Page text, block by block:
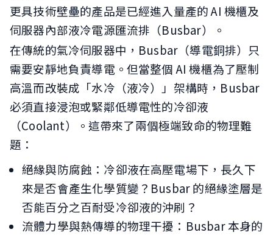
更具技術壁壘的產品是已經進入量產的 AI 機櫃及
伺服器內部液冷電源匯流排（Busbar）。
在傳統的氣冷伺服器中，Busbar（導電銅排）只
需要安靜地負責導電。但當整個 AI 機櫃為了壓制
高溫而改裝成「水冷（液冷）」架構時，Busbar
必須直接浸泡或緊鄰低導電性的冷卻液
（Coolant）。這帶來了兩個極端致命的物理難
題：
絕緣與防腐蝕：冷卻液在高壓電場下，長久下
來是否會產生化學質變？Busbar 的絕緣塗層是
否能百分之百耐受冷卻液的沖刷？
流體力學與熱傳導的物理干擾：Busbar 本身的